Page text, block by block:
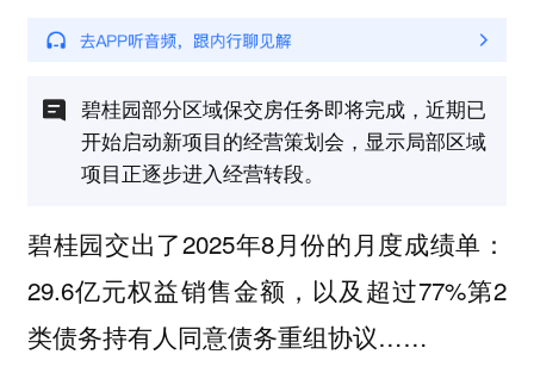
碧桂园部分区域保交房任务即将完成，近期已
开始启动新项目的经营策划会，显示局部区域
项目正逐步进入经营转段。
碧桂园交出了2025年8月份的月度成绩单：
29.6亿元权益销售金额，以及超过77%第2
类债务持有人同意债务重组协议……